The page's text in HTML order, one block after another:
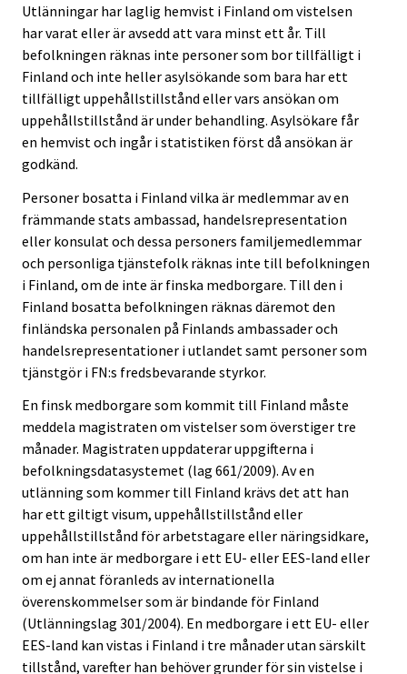
Utlänningar har laglig hemvist i Finland om vistelsen
har varat eller är avsedd att vara minst ett år. Till
befolkningen räknas inte personer som bor tillfälligt i
Finland och inte heller asylsökande som bara har ett
tillfälligt uppehållstillstånd eller vars ansökan om
uppehållstillstånd är under behandling. Asylsökare får
en hemvist och ingår i statistiken först då ansökan är
godkänd.
Personer bosatta i Finland vilka är medlemmar av en
främmande stats ambassad, handelsrepresentation
eller konsulat och dessa personers familjemedlemmar
och personliga tjänstefolk räknas inte till befolkningen
i Finland, om de inte är finska medborgare. Till den i
Finland bosatta befolkningen räknas däremot den
finländska personalen på Finlands ambassader och
handelsrepresentationer i utlandet samt personer som
tjänstgör i FN:s fredsbevarande styrkor.
En finsk medborgare som kommit till Finland måste
meddela magistraten om vistelser som överstiger tre
månader. Magistraten uppdaterar uppgifterna i
befolkningsdatasystemet (lag 661/2009). Av en
utlänning som kommer till Finland krävs det att han
har ett giltigt visum, uppehållstillstånd eller
uppehållstillstånd för arbetstagare eller näringsidkare,
om han inte är medborgare i ett EU- eller EES-land eller
om ej annat föranleds av internationella
överenskommelser som är bindande för Finland
(Utlänningslag 301/2004). En medborgare i ett EU- eller
EES-land kan vistas i Finland i tre månader utan särskilt
tillstånd, varefter han behöver grunder för sin vistelse i